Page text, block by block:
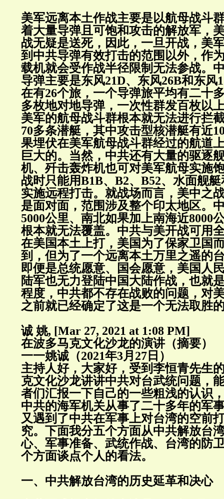
美军远离本土作战主要是以航母战斗
着大量导弹且可饱和攻击的解放军，
战无疑是送死，因此，一旦开战，美
到中共导弹有效打击的范围以外，作
载机就会受作战半径限制无法参战。
导弹主要是东风21D、东风26B和东风
在有26个旅，一个导弹旅平均有二十
多枚地对地导弹，一次性群发百枚以
美军的航母战斗群根本就无法进行拦
70多条潜艇，其中攻击型核潜艇有近
果埋伏在美军航母战斗群经过的航道
巨大的。当然，中共还有大量的驱逐
机、歼击轰炸机也可对美军航母实施
战时只能用B1B、B2、B52、水面舰
实施远程打击。就战场而言，美中之
是面对面，范围涉及整个印太地区。
5000公里、南北如果加上南海近8000
根本就无法覆盖。中共与美开战可用
在美国本土上打，美国为了保家卫国
到，但为了一个远离本土万里之遥的
即便是总统愿意、国会愿意，美国人
陆军也无力登陆中国大陆作战，也就
程度，中共都不存在战败的问题，对
之前就已经确定了这是一个无法取胜
诚 姚, [Mar 27, 2021 at 1:08 PM]
在波多马克文化沙龙的演讲（摘要）
一一姚诚（2021年3月27日）
主持人好，大家好，受到李恒青先生
克文化沙龙讲讲中共对台武统问题，
者们汇报一下自己的一些粗浅的认识
中共的海军机关从事了二十多年的军
又遇到了中共在军事上对台湾的空前
究。下面我分五个方面从中共解放台
心、军事准备、武统作战、台湾的防
个方面谈点个人的看法。
一、中共解放台湾的历史延革和决心